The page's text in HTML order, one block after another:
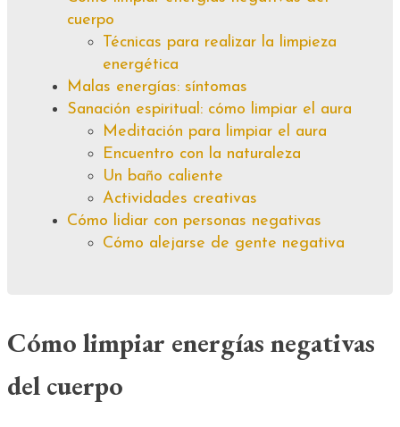
cuerpo
Técnicas para realizar la limpieza
energética
Malas energías: síntomas
Sanación espiritual: cómo limpiar el aura
Meditación para limpiar el aura
Encuentro con la naturaleza
Un baño caliente
Actividades creativas
Cómo lidiar con personas negativas
Cómo alejarse de gente negativa
Cómo limpiar energías negativas
del cuerpo